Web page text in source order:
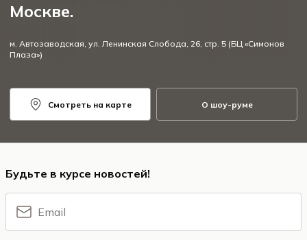
Москве.
м. Автозаводская, ул. Ленинская Слобода, 26, стр. 5 (БЦ «Симонов
Плаза»)
Смотреть на карте О шоу-руме
Будьте в курсе новостей!